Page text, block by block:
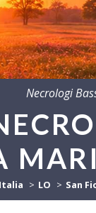
Necrologi
Italia LO San